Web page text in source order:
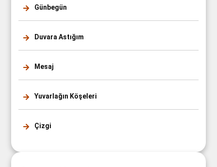
Günbegün
Duvara Astığım
Mesaj
Yuvarlağın Köşeleri
Çizgi